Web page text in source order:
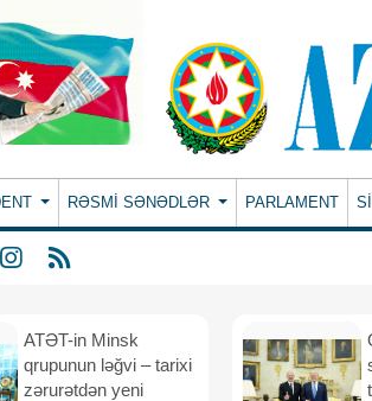
RƏSMI SƏNƏDLƏR PARLAMENT
ATƏT-in Minsk
qrupunun ləğvi – tarixi
zərurətdən yeni